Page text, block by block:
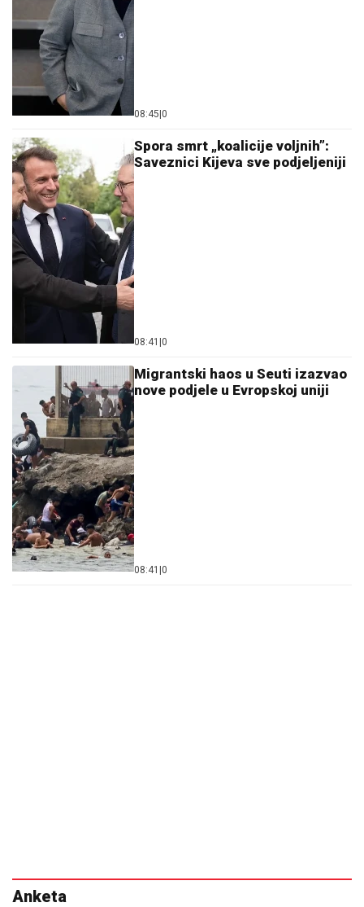
08:45 0
Spora smrt „koalicije voljnih”:
Saveznici Kijeva sve podjeljeniji
08:41 0
Migrantski haos u Seuti izazvao
nove podjele u Evropskoj uniji
08:41 0
Anketa